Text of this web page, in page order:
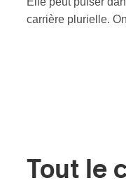
carrière plurielle.
Tout le